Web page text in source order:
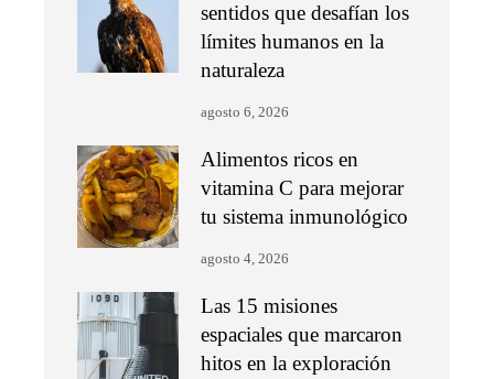
sentidos que desafían los
límites humanos en la
naturaleza
agosto 6, 2026
Alimentos ricos en
vitamina C para mejorar
tu sistema inmunológico
agosto 4, 2026
Las 15 misiones
espaciales que marcaron
hitos en la exploración